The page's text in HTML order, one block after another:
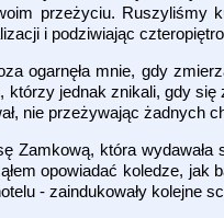
przeżyciu. Ruszyliśmy
i podziwiając
ogarnęła mnie, gdy
którzy jednak znikali, gdy
nie przeżywając żadnych
Zamkową, która
opowiadać koledze, jak
- zaindukowały kolejne